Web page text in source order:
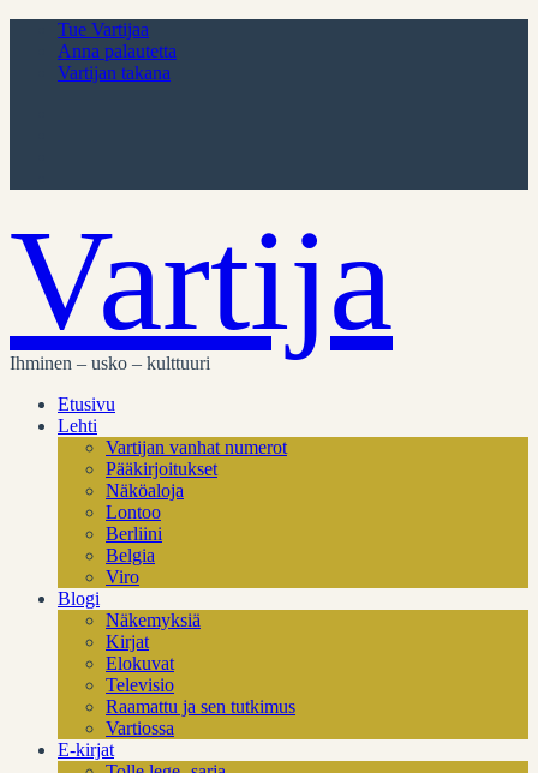
Tue Vartijaa
Anna palautetta
Vartijan takana
Vartija
Ihminen – usko – kulttuuri
Etusivu
Lehti
Vartijan vanhat numerot
Pääkirjoitukset
Näköaloja
Lontoo
Berliini
Belgia
Viro
Blogi
Näkemyksiä
Kirjat
Elokuvat
Televisio
Raamattu ja sen tutkimus
Vartiossa
E-kirjat